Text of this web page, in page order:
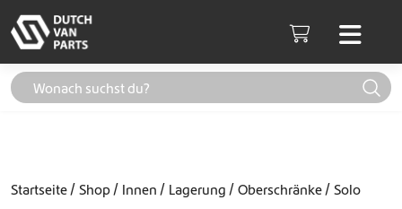
Cart
Startseite Shop Innen Lagerung Oberschränke
Solo